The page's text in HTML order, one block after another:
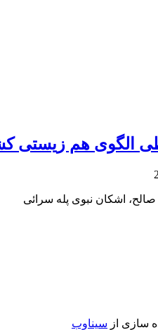
هم زیستی
صالح، اشکان نبوی پله سرائی
سازی از سیناوب